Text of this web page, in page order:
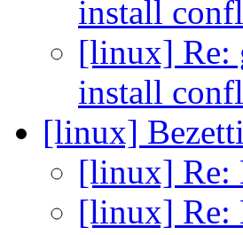
install
[linux] Re:
install
[linux]
[linux] Re:
[linux] Re: